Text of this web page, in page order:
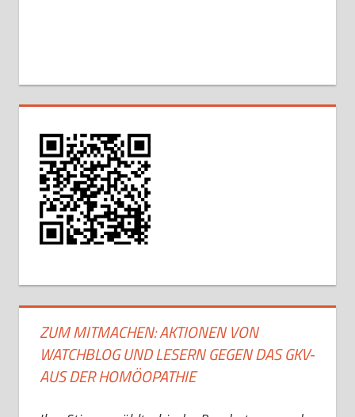
ZUM MITMACHEN: AKTIONEN VON
WATCHBLOG UND LESERN GEGEN DAS GKV-
AUS DER HOMÖOPATHIE